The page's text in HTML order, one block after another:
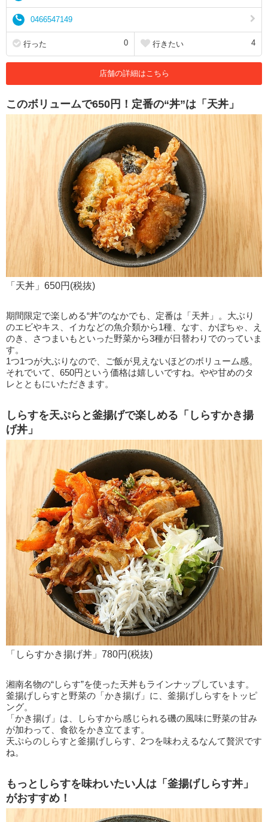
0466547149
行った 0 行きたい 4
店舗の詳細はこちら
このボリュームで650円！定番の“丼”は「天丼」
「天丼」650円(税抜)
期間限定で楽しめる“丼”のなかでも、定番は「天丼」。大ぶり
のエビやキス、イカなどの魚介類から1種、なす、かぼちゃ、え
のき、さつまいもといった野菜から3種が日替わりでのっていま
す。
1つ1つが大ぶりなので、ご飯が見えないほどのボリューム感。
それでいて、650円という価格は嬉しいですね。やや甘めのタ
レとともにいただきます。
しらすを天ぷらと釜揚げで楽しめる「しらすかき揚
げ丼」
「しらすかき揚げ丼」780円(税抜)
湘南名物の“しらす”を使った天丼もラインナップしています。
釜揚げしらすと野菜の「かき揚げ」に、釜揚げしらすをトッピ
ング。
「かき揚げ」は、しらすから感じられる磯の風味に野菜の甘み
が加わって、食欲をかき立てます。
天ぷらのしらすと釜揚げしらす、2つを味わえるなんて贅沢です
ね。
もっとしらすを味わいたい人は「釜揚げしらす丼」
がおすすめ！